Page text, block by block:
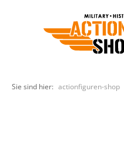
Sie sind hier: actionfiguren-shop